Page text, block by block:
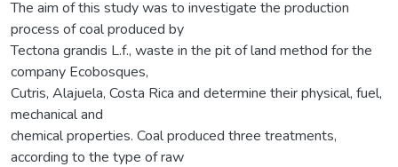
The aim of this study was to investigate the production
process of coal produced by
Tectona grandis L.f., waste in the pit of land method for the
company Ecobosques,
Cutris, Alajuela, Costa Rica and determine their physical, fuel,
mechanical and
chemical properties. Coal produced three treatments,
according to the type of raw